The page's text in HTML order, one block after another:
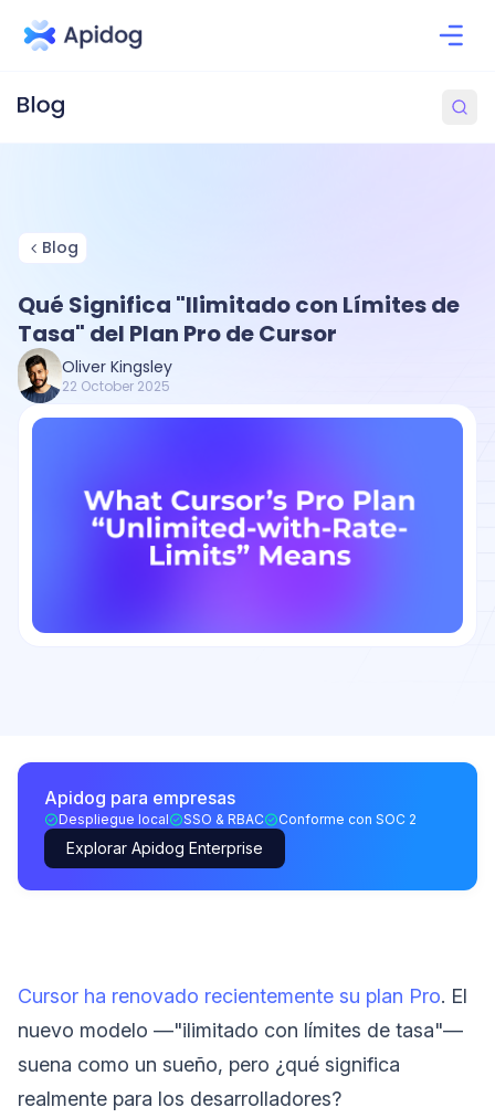
Blog
Qué Significa "Ilimitado con Límites de
Tasa" del Plan Pro de Cursor
Oliver Kingsley
22 October 2025
Apidog para empresas
Despliegue local SSO & RBAC Conforme con SOC 2
Explorar Apidog Enterprise
Cursor ha renovado recientemente su plan Pro. El
nuevo modelo —"ilimitado con límites de tasa"—
suena como un sueño, pero ¿qué significa
realmente para los desarrolladores?